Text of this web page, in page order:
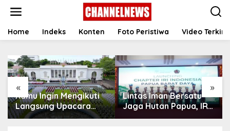
t
Home Indeks Konten Foto Peristiwa Video Terkini
« »
Kamu Ingin Mengikuti
Langsung Upacara
HUT Ke-81
Lintas Iman Bersatu
Jaga Hutan Papua, IRI
Indonesia Resmikan